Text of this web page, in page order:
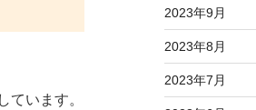
ています。
2023年9月
2023年8月
2023年7月